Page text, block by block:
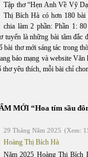
Tập thơ “Hẹn Anh Về Vỹ
Thị Bích Hà có hơn 180 bài
chia làm 2 phần: Phần 1:
tuyển là những bài tâm đắc
bài thơ mới sáng tác trong
báo mạng và website
yêu thích, mỗi bài chỉ
MỚI “Hoa tím sầu
29 Tháng Năm 2025 (Xem:
Hoàng Thị Bích Hà
Năm 2025 Hoàng Thị Bích